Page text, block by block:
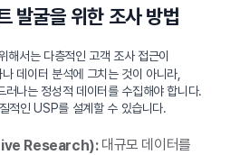
발굴을 위한 조사 방법
해서는 다층적인 고객 조사 접근이
데이터 분석에 그치는 것이 아니라,
러나는 정성적 데이터를 수집해야 합니다.
적인 USP를 설계할 수 있습니다.
Research):대규모 데이터를